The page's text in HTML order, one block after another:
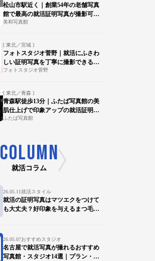
松山市駅近く｜創業54年の老舗写真
館で最高の就活証明写真が撮影可
能！
美和写真館
[ 東北／宮城 ]
フォトスタジオ菅野｜就活にふさわ
しい証明写真を丁寧に撮影できる写
真館【陸前落合駅 徒歩15分】
フォトスタジオ菅野
[ 東北／青森 ]
青森駅徒歩13分｜ふたば写真館の美
肌仕上げで印象アップの就活証明写
真を
ふたば写真館
COLUMN
就活コラム
26.05.11就活スタイル
就活の証明写真はマツエクをつけて
も大丈夫？好印象を与えるまつ毛の
26.05.07おすすめスタジオ
名古屋で就活写真が撮れるおすすめ
写真館・スタジオ14選｜プラン・デ